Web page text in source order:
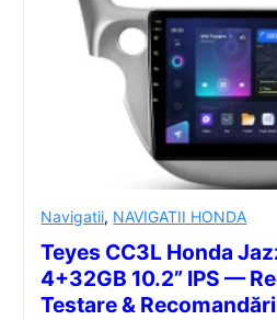
Navigatii, NAVIGATII HONDA
Teyes CC3L Honda
4+32GB 10.2” IPS —
Testare & Recomandări